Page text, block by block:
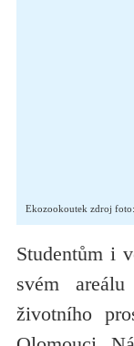
Ekozookoutek zdroj
Studentům i
svém
životního